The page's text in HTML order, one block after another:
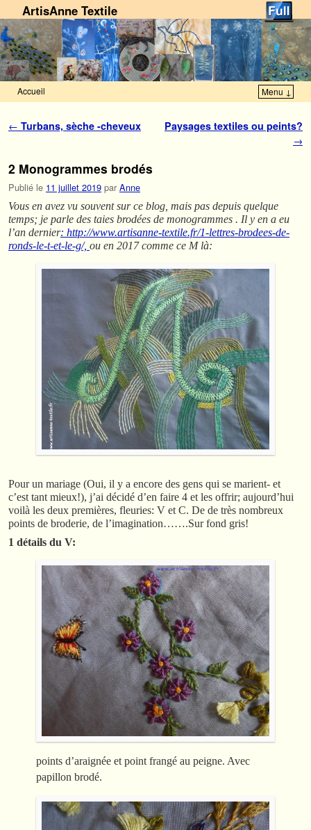
ArtisAnne Textile
Accueil Menu ↓
Navigation des articles
← Turbans, sèche -cheveux
Paysages textiles ou peints?
→
2 Monogrammes brodés
Publié le 11 juillet 2019 par Anne
Vous en avez vu souvent sur ce blog, mais pas depuis quelque
temps; je parle des taies brodées de monogrammes . Il y en a eu
l’an dernier: http://www.artisanne-textile.fr/1-lettres-brodees-de-
ronds-le-t-et-le-g/, ou en 2017 comme ce M là:
Pour un mariage (Oui, il y a encore des gens qui se marient- et
c’est tant mieux!), j’ai décidé d’en faire 4 et les offrir; aujourd’hui
voilà les deux premières, fleuries: V et C. De de très nombreux
points de broderie, de l’imagination…….Sur fond gris!
1 détails du V:
points d’araignée et point frangé au peigne. Avec
papillon brodé.